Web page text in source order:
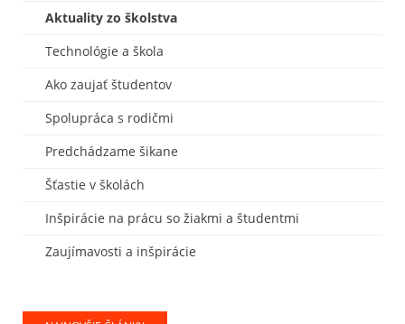
Aktuality zo školstva
Technológie a škola
Ako zaujať študentov
Spolupráca s rodičmi
Predchádzame šikane
Šťastie v školách
Inšpirácie na prácu so žiakmi a študentmi
Zaujímavosti a inšpirácie